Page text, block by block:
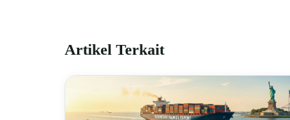
Artikel Terkait